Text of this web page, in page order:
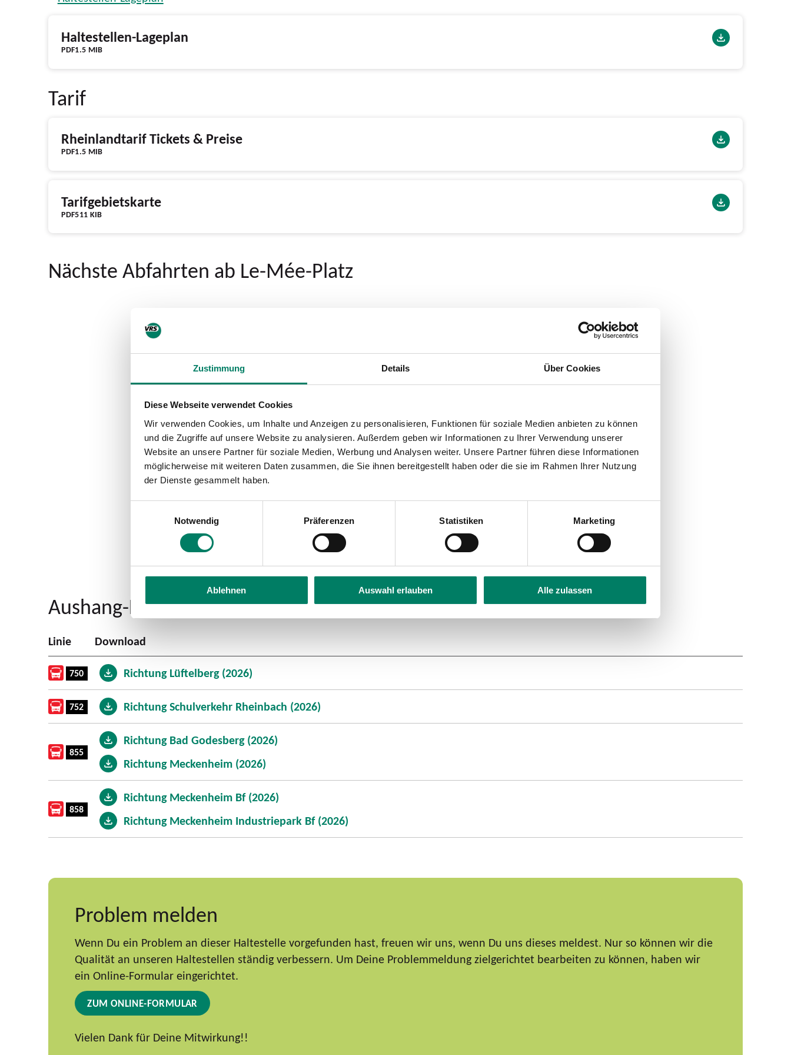
Zustimmung Details Über Cookies
Diese Webseite verwendet Cookies
Wir verwenden Cookies, um Inhalte und Anzeigen zu personalisieren, Funktionen für soziale Medien anbieten zu können
und die Zugriffe auf unsere Website zu analysieren. Außerdem geben wir Informationen zu Ihrer Verwendung unserer
Website an unsere Partner für soziale Medien, Werbung und Analysen weiter. Unsere Partner führen diese Informationen
möglicherweise mit weiteren Daten zusammen, die Sie ihnen bereitgestellt haben oder die sie im Rahmen Ihrer Nutzung
der Dienste gesammelt haben.
Notwendig
Präferenzen Statistiken Marketing
Ablehnen Auswahl erlauben Alle zulassen
PDF1.5 MIB
Haltestellen-Lageplan
Tarif
PDF1.5 MIB
Rheinlandtarif Tickets & Preise
PDF511 KIB
Tarifgebietskarte
Nächste Abfahrten ab Le-Mée-Platz
Aushang-Fahrpläne
Linie Download
750 Richtung Lüftelberg (2026)
752 Richtung Schulverkehr Rheinbach (2026)
855
Richtung Bad Godesberg (2026)
Richtung Meckenheim (2026)
858
Richtung Meckenheim Bf (2026)
Richtung Meckenheim Industriepark Bf (2026)
Problem melden
Wenn Du ein Problem an dieser Haltestelle vorgefunden hast, freuen wir uns, wenn Du uns dieses meldest. Nur so können wir die
Qualität an unseren Haltestellen ständig verbessern. Um Deine Problemmeldung zielgerichtet bearbeiten zu können, haben wir
ein Online-Formular eingerichtet.
ZUM ONLINE-FORMULAR
Vielen Dank für Deine Mitwirkung!!